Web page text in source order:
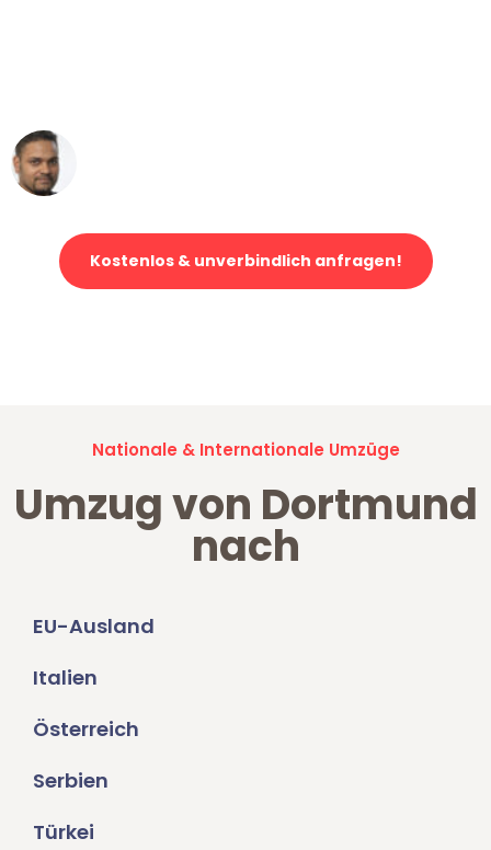
Kostenlos & unverbindlich anfragen!
Nationale & Internationale Umzüge
Umzug von Dortmund
nach
EU-Ausland
Italien
Österreich
Serbien
Türkei